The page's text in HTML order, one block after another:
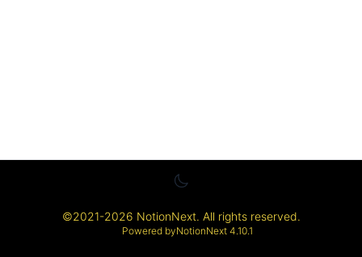
©2021-2026 NotionNext. All rights reserved.
Powered byNotionNext 4.10.1